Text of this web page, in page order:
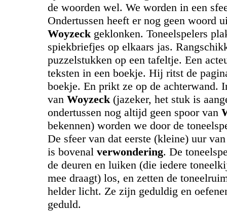
de woorden wel. We worden in een
Ondertussen heeft er nog geen woord
Woyzeckgeklonken. Toneelspelers
spiekbriefjes op elkaars jas.
puzzelstukken op een tafeltje. Een
teksten in een boekje. Hij ritst de
boekje. En prikt ze op de achterwand.
van Woyzeck(jazeker, het stuk is
ondertussen nog altijd geen spoor van
bekennen) worden we door de
De sfeer van dat eerste (kleine) uur
is bovenal verwondering. De
de deuren en luiken (die iedere
mee draagt) los, en zetten de
helder licht. Ze zijn geduldig en
geduld.